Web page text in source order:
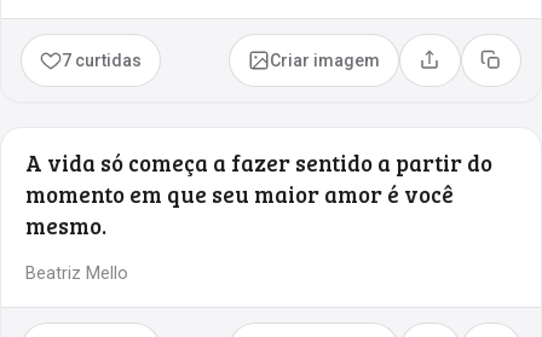
7 curtidas Criar imagem Compartilhar
Copiar
A vida só começa a fazer sentido a partir do
momento em que seu maior amor é você
mesmo.
Beatriz Mello